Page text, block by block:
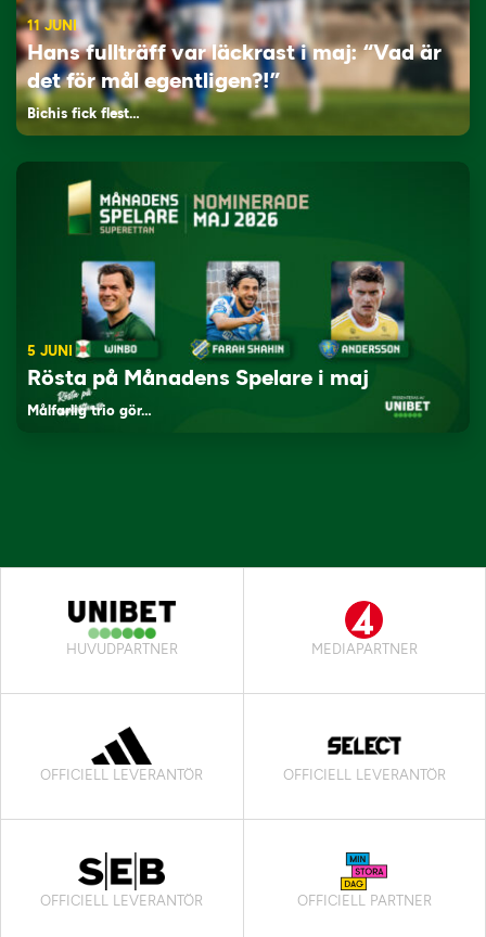
11 JUNI
Hans fullträff var läckrast i maj: “Vad är
det för mål egentligen?!”
Bichis fick flest…
5 JUNI
Rösta på Månadens Spelare i maj
Målfarlig trio gör…
HUVUDPARTNER MEDIAPARTNER
OFFICIELL LEVERANTÖR OFFICIELL LEVERANTÖR
OFFICIELL LEVERANTÖR OFFICIELL PARTNER